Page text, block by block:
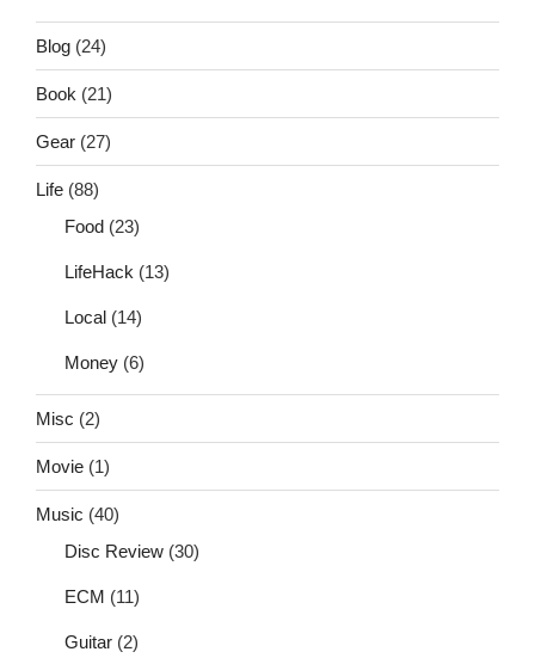
Blog (24)
Book (21)
Gear (27)
Life (88)
Food (23)
LifeHack (13)
Local (14)
Money (6)
Misc (2)
Movie (1)
Music (40)
Disc Review (30)
ECM (11)
Guitar (2)